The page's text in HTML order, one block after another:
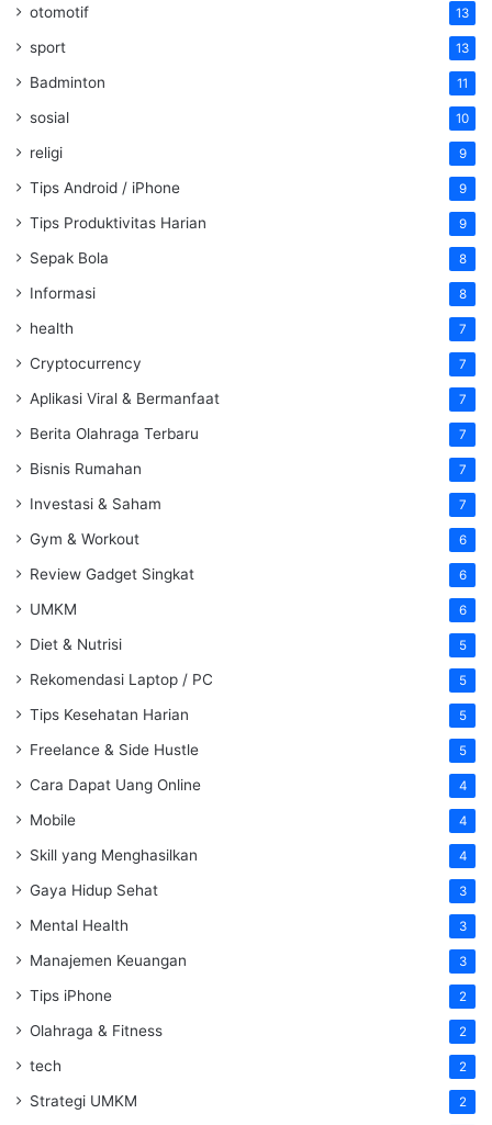
otomotif 13
sport 13
Badminton 11
sosial 10
religi 9
Tips Android / iPhone 9
Tips Produktivitas Harian 9
Sepak Bola 8
Informasi 8
health 7
Cryptocurrency 7
Aplikasi Viral & Bermanfaat 7
Berita Olahraga Terbaru 7
Bisnis Rumahan 7
Investasi & Saham 7
Gym & Workout 6
Review Gadget Singkat 6
UMKM 6
Diet & Nutrisi 5
Rekomendasi Laptop / PC 5
Tips Kesehatan Harian 5
Freelance & Side Hustle 5
Cara Dapat Uang Online 4
Mobile 4
Skill yang Menghasilkan 4
Gaya Hidup Sehat 3
Mental Health 3
Manajemen Keuangan 3
Tips iPhone 2
Olahraga & Fitness 2
tech 2
Strategi UMKM 2